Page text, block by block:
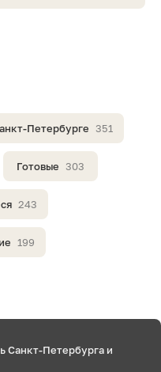
Петербурге 351
Готовые 303
243
199
Санкт-Петербурга и